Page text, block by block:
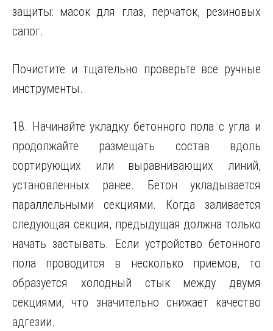
защиты: масок для глаз, перчаток, резиновых
сапог.
Почистите и тщательно проверьте все ручные
инструменты.
18. Начинайте укладку бетонного пола с угла и
продолжайте размещать состав вдоль
сортирующих или выравнивающих линий,
установленных ранее. Бетон укладывается
параллельными секциями. Когда заливается
следующая секция, предыдущая должна только
начать застывать. Если устройство бетонного
пола проводится в несколько приемов, то
образуется холодный стык между двумя
секциями, что значительно снижает качество
адгезии.